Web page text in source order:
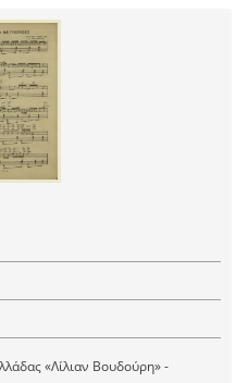
«Λίλιαν Βουδούρη» -